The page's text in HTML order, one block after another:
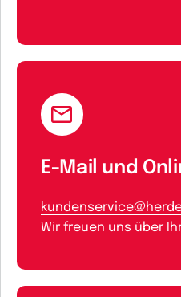
E-Mail und
Wir freuen uns über